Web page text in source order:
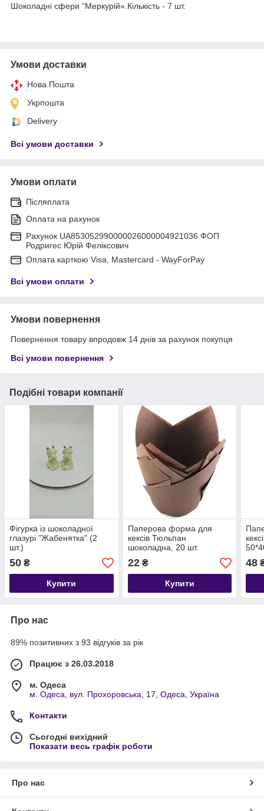
Шоколадні сфери “Меркурій».Кількість - 7 шт.
Умови доставки
Нова Пошта
Укрпошта
Delivery
Всі умови доставки
Умови оплати
Післяплата
Оплата на рахунок
Рахунок UA853052990000026000004921036 ФОП
Родригес Юрій Феліксович
Оплата карткою Visa, Mastercard - WayForPay
Всі умови оплати
Умови повернення
Повернення товару впродовж 14 днів за рахунок покупця
Всі умови повернення
Подібні товари компанії
Фігурка із шоколадної
глазурі "Жабенятка" (2
шт.)
50 ₴
Купити
Паперова форма для
кексів Тюльпан
шоколадна, 20 шт.
22₴
Купити
48
Про нас
89% позитивних з 93 відгуків за рік
Працює з 26.03.2018
м. Одеса
м. Одеса, вул. Прохоровська, 17, Одеса, Україна
Контакти
Сьогодні вихідний
Показати весь графік роботи
Про нас